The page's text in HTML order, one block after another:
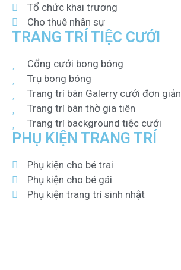
Tổ chức khai trương
Cho thuê nhân sự
TRANG TRÍ TIỆC CƯỚI
Cổng cưới bong bóng
Trụ bong bóng
Trang trí bàn Galerry cưới đơn giản
Trang trí bàn thờ gia tiên
Trang trí background tiệc cưới
PHỤ KIỆN TRANG TRÍ
Phụ kiện cho bé trai
Phụ kiện cho bé gái
Phụ kiện trang trí sinh nhật